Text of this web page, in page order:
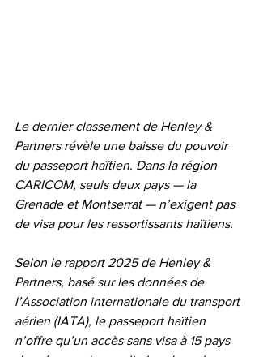
Le dernier classement de Henley &
Partners révèle une baisse du pouvoir
du passeport haïtien. Dans la région
CARICOM, seuls deux pays — la
Grenade et Montserrat — n’exigent pas
de visa pour les ressortissants haïtiens.
Selon le rapport 2025 de Henley &
Partners, basé sur les données de
l’Association internationale du transport
aérien (IATA), le passeport haïtien
n’offre qu’un accès sans visa à 15 pays